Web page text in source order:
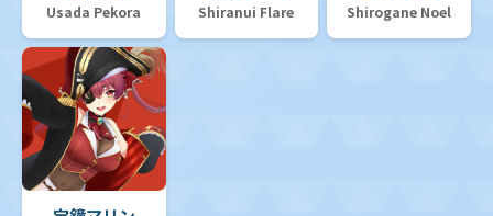
Usada Pekora Shiranui Flare Shirogane Noel